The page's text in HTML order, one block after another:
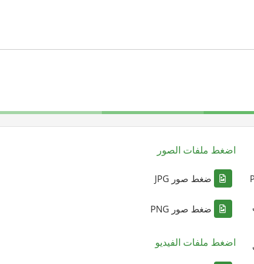
اضغط ملفات الصور
ضغط صور JPG
ضغط صور PNG
اضغط ملفات الفيديو